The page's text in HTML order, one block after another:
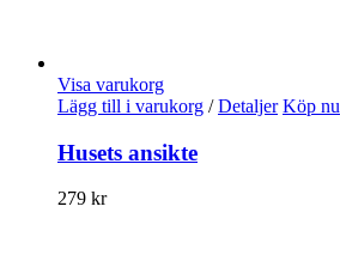
Visa varukorg
Lägg till i varukorg / Detaljer Köp nu
Husets ansikte
279 kr